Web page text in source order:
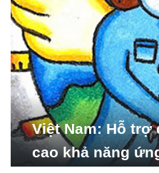
Việt Nam: Hỗ
cao khả năng